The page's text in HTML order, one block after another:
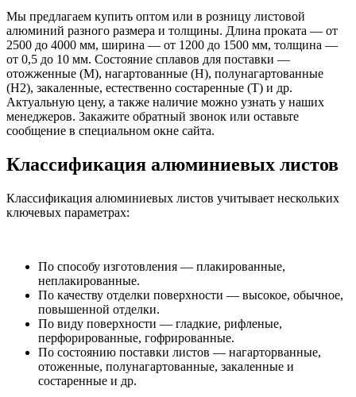
Мы предлагаем купить оптом или в розницу листовой
алюминий разного размера и толщины. Длина проката — от
2500 до 4000 мм, ширина — от 1200 до 1500 мм, толщина —
от 0,5 до 10 мм. Состояние сплавов для поставки —
отожженные (М), нагартованные (Н), полунагартованные
(Н2), закаленные, естественно состаренные (Т) и др.
Актуальную цену, а также наличие можно узнать у наших
менеджеров. Закажите обратный звонок или оставьте
сообщение в специальном окне сайта.
Классификация алюминиевых листов
Классификация алюминиевых листов учитывает нескольких
ключевых параметрах:
По способу изготовления — плакированные,
неплакированные.
По качеству отделки поверхности — высокое, обычное,
повышенной отделки.
По виду поверхности — гладкие, рифленые,
перфорированные, гофрированные.
По состоянию поставки листов — нагарторванные,
отоженные, полунагартованные, закаленные и
состаренные и др.